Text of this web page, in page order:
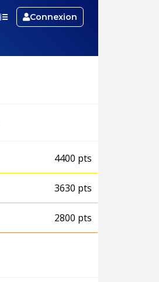
Connexion
4400 pts
3630 pts
2800 pts